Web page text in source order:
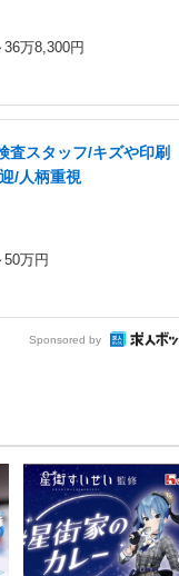
36万8,300円
査スタッフ/キズや印刷
/人柄重視
50万円
Sponsored by